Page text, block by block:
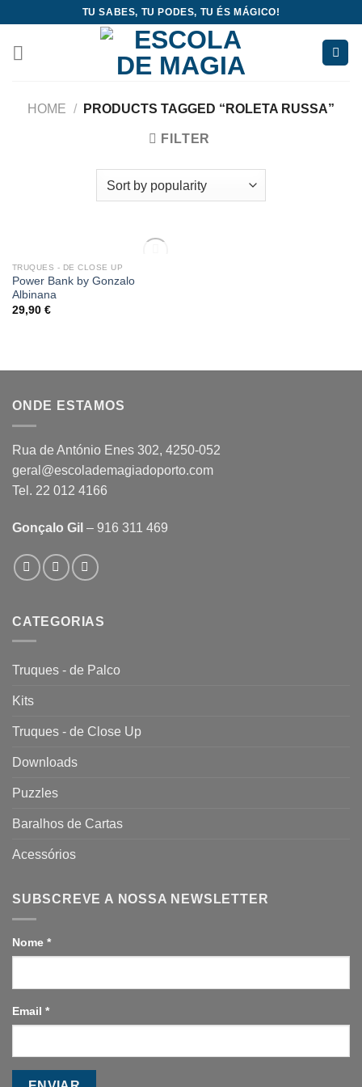
content
TU SABES, TU PODES, TU ÉS MÁGICO!
HOME / PRODUCTS TAGGED “ROLETA RUSSA”
FILTER
OUT OF STOCK
TRUQUES - DE CLOSE UP
Power Bank by Gonzalo
Albinana
29,90 €
ONDE ESTAMOS
Rua de António Enes 302, 4250-052
geral@escolademagiadoporto.com
Tel. 22 012 4166
Gonçalo Gil – 916 311 469
CATEGORIAS
Truques - de Palco
Kits
Truques - de Close Up
Downloads
Puzzles
Baralhos de Cartas
Acessórios
SUBSCREVE A NOSSA NEWSLETTER
Nome *
Email *